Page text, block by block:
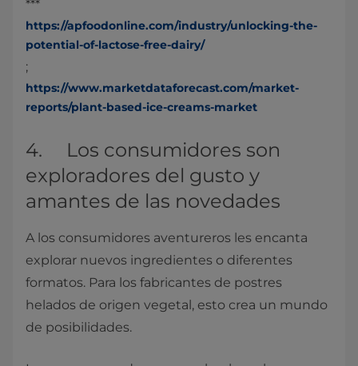
***
https://apfoodonline.com/industry/unlocking-the-
potential-of-lactose-free-dairy/
;
https://www.marketdataforecast.com/market-
reports/plant-based-ice-creams-market
4. Los consumidores son
exploradores del gusto y
amantes de las novedades
A los consumidores aventureros les encanta
explorar nuevos ingredientes o diferentes
formatos. Para los fabricantes de postres
helados de origen vegetal, esto crea un mundo
de posibilidades.